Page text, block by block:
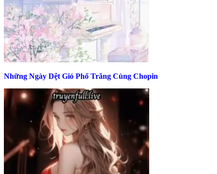
Những Ngày Dệt Gió Phổ Trăng Cùng Chopin